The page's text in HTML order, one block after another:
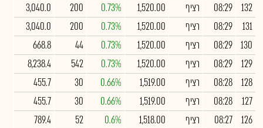
132
08:29 רציף 1,520.00
0.73%
200
3,040.0
131
08:29 רציף 1,520.00
0.73%
200
3,040.0
130
08:29 רציף 1,520.00
0.73%
44
668.8
129
08:29 רציף 1,520.00
0.73%
542
8,238.4
128
08:28 רציף 1,519.00
0.66%
30
455.7
127
08:28 רציף 1,519.00
0.66%
30
455.7
126
08:27 רציף 1,518.00
0.6%
52
789.4